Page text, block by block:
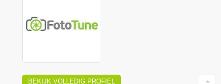
BEKIJK VOLLEDIG PROFIEL